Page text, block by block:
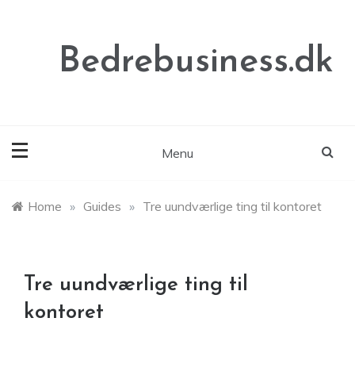
Bedrebusiness.dk
Menu
Home » Guides » Tre uundværlige ting til kontoret
Tre uundværlige ting til
kontoret